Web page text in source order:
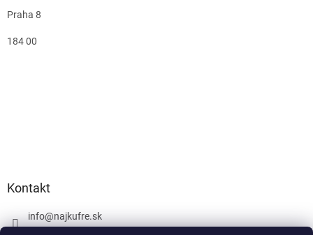
Praha 8
184 00
Kontakt
info@najkufre.sk